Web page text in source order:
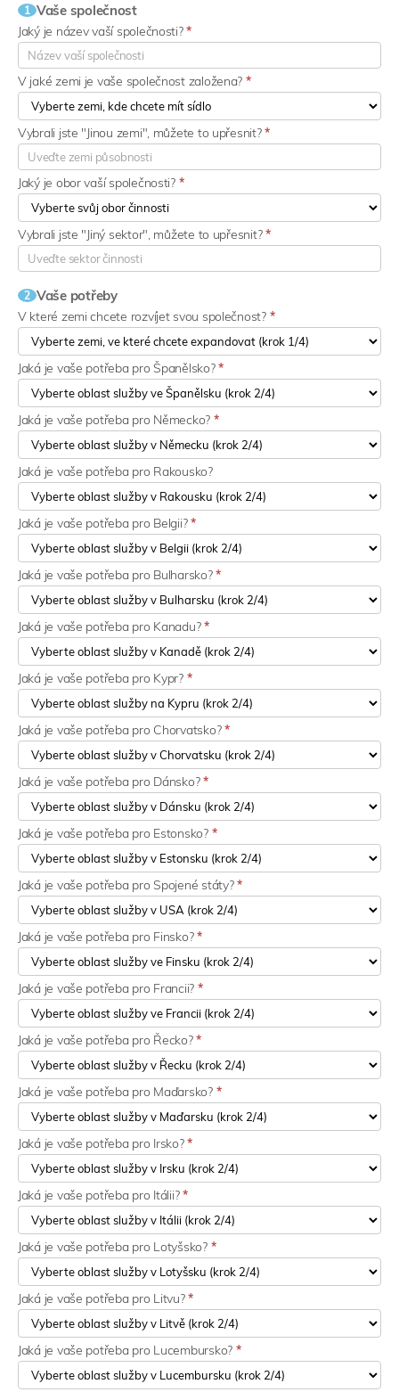
1 Vaše společnost
Jaký je název vaší společnosti?*
V jaké zemi je vaše společnost založena? *
Jaký je obor vaší společnosti? *
Vybrali jste "Jinou zemi", můžete to upřesnit?*
Vybrali jste "Jiný sektor", můžete to upřesnit?*
2 Vaše potřeby
V které zemi chcete rozvíjet svou společnost? *
Jaká je vaše potřeba pro Španělsko?*
Jaká je vaše potřeba pro Německo? *
Jaká je vaše potřeba pro Rakousko?
Jaká je vaše potřeba pro Belgii?*
Jaká je vaše potřeba pro Bulharsko?*
Jaká je vaše potřeba pro Kanadu?*
Jaká je vaše potřeba pro Kypr? *
Jaká je vaše potřeba pro Chorvatsko?*
Jaká je vaše potřeba pro Dánsko?*
Jaká je vaše potřeba pro Estonsko? *
Jaká je vaše potřeba pro Spojené státy?*
Jaká je vaše potřeba pro Finsko?*
Jaká je vaše potřeba pro Francii? *
Jaká je vaše potřeba pro Řecko?*
Jaká je vaše potřeba pro Maďarsko? *
Jaká je vaše potřeba pro Irsko?*
Jaká je vaše potřeba pro Itálii?*
Jaká je vaše potřeba pro Lotyšsko? *
Jaká je vaše potřeba pro Litvu?*
Jaká je vaše potřeba pro Lucembursko? *